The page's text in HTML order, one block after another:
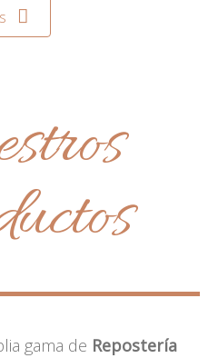
gama de Repostería